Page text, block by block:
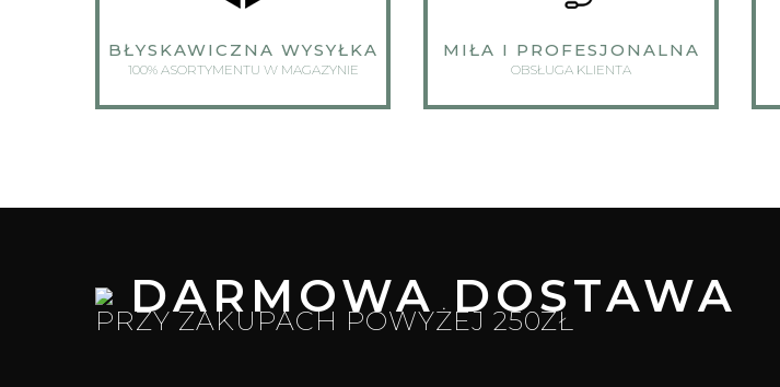
BŁYSKAWICZNA WYSYŁKA
100% ASORTYMENTU W MAGAZYNIE
MIŁA I PROFESJONALNA
OBSŁUGA KLIENTA
DARMOWA DOSTAWA
PRZY ZAKUPACH POWYŻEJ 250ZŁ